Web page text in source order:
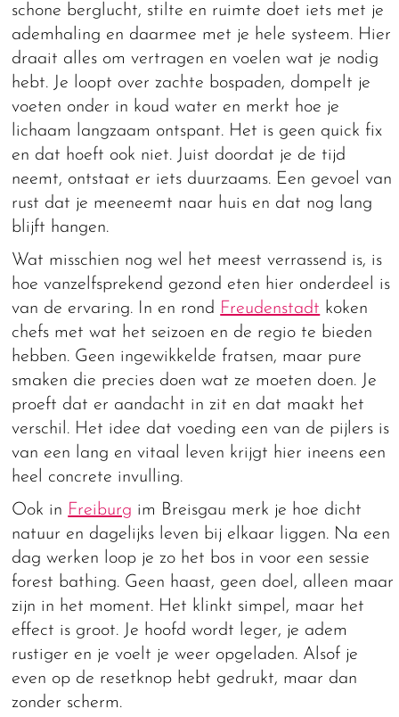
schone berglucht, stilte en ruimte doet iets met je
ademhaling en daarmee met je hele systeem. Hier
draait alles om vertragen en voelen wat je nodig
hebt. Je loopt over zachte bospaden, dompelt je
voeten onder in koud water en merkt hoe je
lichaam langzaam ontspant. Het is geen quick fix
en dat hoeft ook niet. Juist doordat je de tijd
neemt, ontstaat er iets duurzaams. Een gevoel van
rust dat je meeneemt naar huis en dat nog lang
blijft hangen.
Wat misschien nog wel het meest verrassend is, is
hoe vanzelfsprekend gezond eten hier onderdeel is
van de ervaring. In en rond Freudenstadt koken
chefs met wat het seizoen en de regio te bieden
hebben. Geen ingewikkelde fratsen, maar pure
smaken die precies doen wat ze moeten doen. Je
proeft dat er aandacht in zit en dat maakt het
verschil. Het idee dat voeding een van de pijlers is
van een lang en vitaal leven krijgt hier ineens een
heel concrete invulling.
Ook in Freiburg im Breisgau merk je hoe dicht
natuur en dagelijks leven bij elkaar liggen. Na een
dag werken loop je zo het bos in voor een sessie
forest bathing. Geen haast, geen doel, alleen maar
zijn in het moment. Het klinkt simpel, maar het
effect is groot. Je hoofd wordt leger, je adem
rustiger en je voelt je weer opgeladen. Alsof je
even op de resetknop hebt gedrukt, maar dan
zonder scherm.